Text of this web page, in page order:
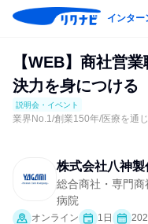
インター
【WEB】商社営
決力を身につける
説明会・イベント
業界No.1/創業150年/医療を通
株式会社八神製
総合商社・専門商
病院
オンライン 1日